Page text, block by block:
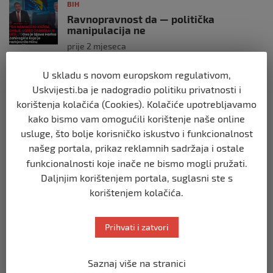
BIH
Ravnopravnost da — politička
manipulacija ne
prije 2 mjeseca
BIH
Postoje razne špekulacije oko ukidanja
OHR-a – šta vi mislite?
prije 3 mjeseca
BIH
Zašto Bakir Izetbegović trenutno ima
najveće šanse za povratak u
Predsjedništvo BiH
unutrašnjih poslova
U skladu s novom europskom regulativom,
Uskvijesti.ba je nadogradio politiku privatnosti i
korištenja kolačića (Cookies). Kolačiće upotrebljavamo
kako bismo vam omogućili korištenje naše online
usluge, što bolje korisničko iskustvo i funkcionalnost
našeg portala, prikaz reklamnih sadržaja i ostale
funkcionalnosti koje inače ne bismo mogli pružati.
Daljnjim korištenjem portala, suglasni ste s
korištenjem kolačića.
Prihvati i zatvori
Saznaj više na stranici